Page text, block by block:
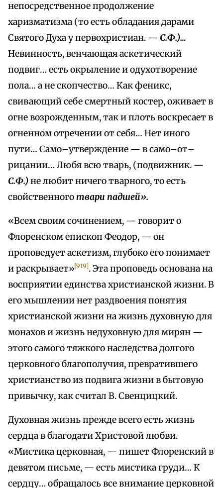
непосредственное продолжение
харизматизма (то есть обладания дарами
Святого Духа у первохристиан. — С.Ф.)…
Невинность, венчающая аскетический
подвиг… есть окрыление и одухотворение
пола… а не скопчество… Как феникс,
свивающий себе смертный костер, оживает в
огне возрожденным, так и плоть воскресает в
огненном отречении от себя… Нет иного
пути… Само–утверждение — в само–от–
рицании… Любя всю тварь, (подвижник. —
С.Ф.)не любит ничего тварного, то есть
свойственноготвари падшей».
«Всем своим сочинением, — говорит о
Флоренском епископ Феодор, — он
проповедует аскетизм, глубоко его понимает
и раскрывает»[919]. Эта проповедь основана на
восприятии единства христианской жизни. В
его мышлении нет раздвоения понятия
христианской жизни на жизнь духовную для
монахов и жизнь недуховную для мирян —
этого самого тяжкого наследства долгого
церковного благополучия, превратившего
христианство из подвига жизни в бытовую
привычку, как считал В. Свенцицкий.
Духовная жизнь прежде всего есть жизнь
сердца в благодати Христовой любви.
«Мистика церковная, — пишет Флоренский в
девятом письме, — есть мистика груди… К
сердцу… обращалось все внимание церковной